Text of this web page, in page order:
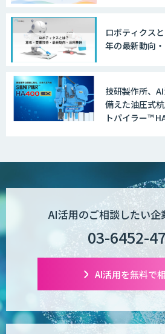
ロボティクス
年の最新動向
技研製作所、
備えた油圧式
トパイラー™
AI活用のご相談したい企
03-6452-
AI活用を無料で